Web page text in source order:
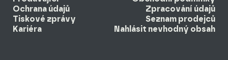
Ochrana údajů
Zpracování údajů
Tiskové zprávy
Seznam prodejců
Kariéra
Nahlásit nevhodný obsah